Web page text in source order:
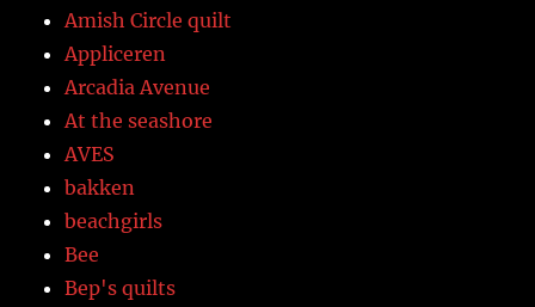
Amish Circle quilt
Appliceren
Arcadia Avenue
At the seashore
AVES
bakken
beachgirls
Bee
Bep's quilts